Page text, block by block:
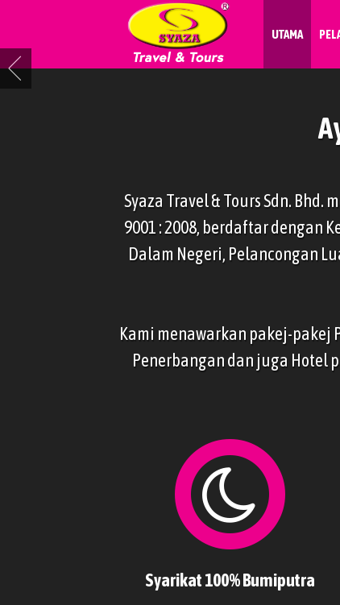
UTAMA
Syaza Travel & Tours Sdn.
9001 : 2008, berdaftar dengan
Dalam Negeri, Pelancongan
Kami menawarkan pakej-pakej
Penerbangan dan juga Hotel
Syarikat 100% Bumiputra